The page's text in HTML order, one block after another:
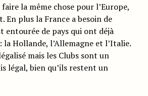
la même chose pour l’Europe,
En plus la France a besoin de
entourée de pays qui ont déjà
la Hollande, l’Allemagne et l’Italie.
mais les Clubs sont un
légal, bien qu’ils restent un